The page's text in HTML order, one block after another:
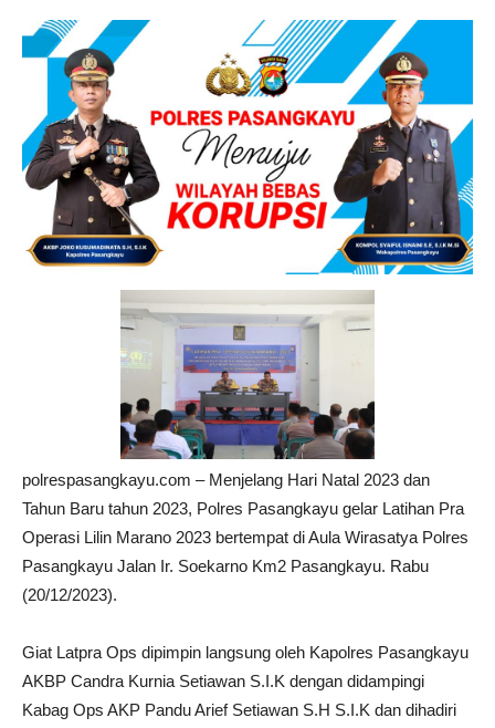
polrespasangkayu.com – Menjelang Hari Natal 2023 dan
Tahun Baru tahun 2023, Polres Pasangkayu gelar Latihan Pra
Operasi Lilin Marano 2023 bertempat di Aula Wirasatya Polres
Pasangkayu Jalan Ir. Soekarno Km2 Pasangkayu. Rabu
(20/12/2023).
Giat Latpra Ops dipimpin langsung oleh Kapolres Pasangkayu
AKBP Candra Kurnia Setiawan S.I.K dengan didampingi
Kabag Ops AKP Pandu Arief Setiawan S.H S.I.K dan dihadiri